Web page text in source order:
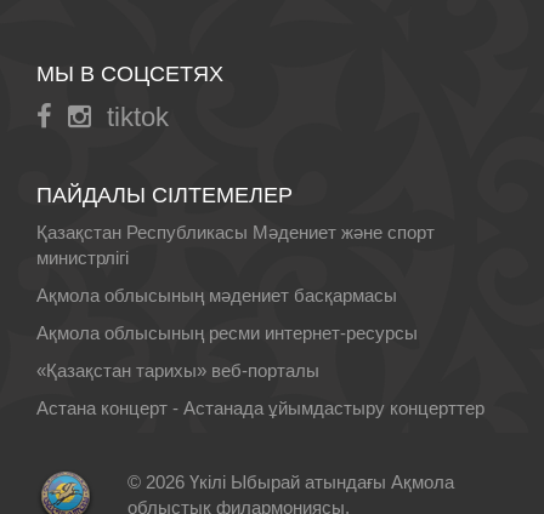
МЫ В СОЦСЕТЯХ
tiktok
ПАЙДАЛЫ СІЛТЕМЕЛЕР
Қазақстан Республикасы Мәдениет және спорт
министрлігі
Ақмола облысының мәдениет басқармасы
Ақмола облысының ресми интернет-ресурсы
«Қазақстан тарихы» веб-порталы
Астана концерт - Астанада ұйымдастыру концерттер
© 2026 Үкілі Ыбырай атындағы Ақмола
облыстық филармониясы.